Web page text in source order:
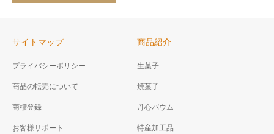
サイトマップ
プライバシーポリシー
商品の転売について
商標登録
お客様サポート
商品紹介
生菓子
焼菓子
丹心バウム
特産加工品